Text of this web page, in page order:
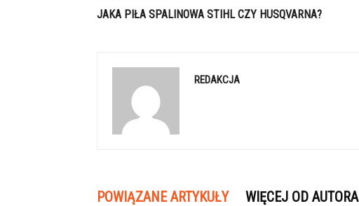
JAKA PIŁA SPALINOWA STIHL CZY HUSQVARNA?
REDAKCJA
POWIĄZANE ARTYKUŁY WIĘCEJ OD AUTORA